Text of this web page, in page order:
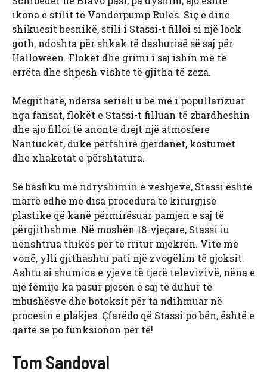
ikona e stilit të Vanderpump Rules. Siç e dinë
shikuesit besnikë, stili i Stassi-t filloi si një look
goth, ndoshta për shkak të dashurisë së saj për
Halloween. Flokët dhe grimi i saj ishin më të
errëta dhe shpesh vishte të gjitha të zeza.
Megjithatë, ndërsa seriali u bë më i popullarizuar
nga fansat, flokët e Stassi-t filluan të zbardheshin
dhe ajo filloi të anonte drejt një atmosfere
Nantucket, duke përfshirë gjerdanet, kostumet
dhe xhaketat e përshtatura.
Së bashku me ndryshimin e veshjeve, Stassi është
marrë edhe me disa procedura të kirurgjisë
plastike që kanë përmirësuar pamjen e saj të
përgjithshme. Në moshën 18-vjeçare, Stassi iu
nënshtrua thikës për të rritur mjekrën. Vite më
vonë, ylli gjithashtu pati një zvogëlim të gjoksit.
Ashtu si shumica e yjeve të tjerë televizivë, nëna e
një fëmije ka pasur pjesën e saj të duhur të
mbushësve dhe botoksit për ta ndihmuar në
procesin e plakjes. Çfarëdo që Stassi po bën, është e
qartë se po funksionon për të!
Tom Sandoval